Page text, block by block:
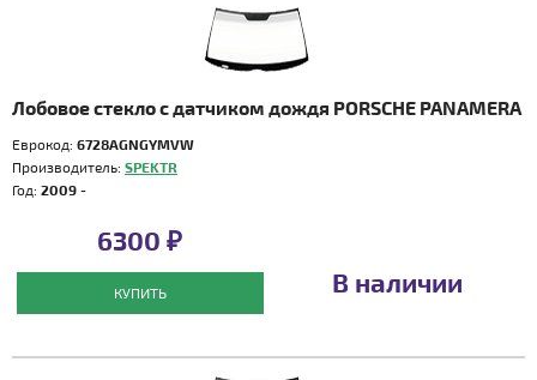
Лобовое стекло с датчиком дождя PORSCHE PANAMERA
Еврокод: 6728AGNGYMVW
Производитель: SPEKTR
Год: 2009 -
6300 ₽
КУПИТЬ В наличии